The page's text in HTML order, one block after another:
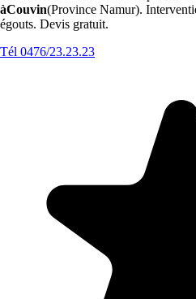
àCouvin(Province Namur).
égouts. Devis gratuit.
Tél 0476/23.23.23